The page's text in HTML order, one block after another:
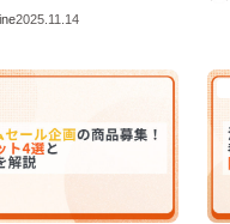
2025.11.14